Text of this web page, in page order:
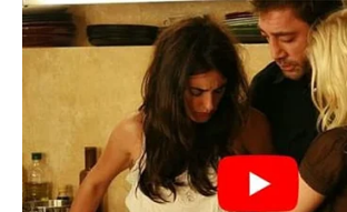
Zdravstvene koristi
šipka
Osim što je ukusan, ovaj napitak pruža i niz
organizam: